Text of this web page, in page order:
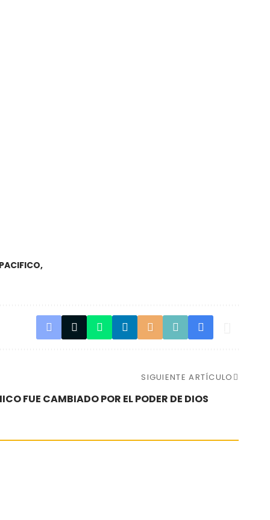
SIGUIENTE ARTÍCULO
FUE CAMBIADO POR EL PODER DE DIOS